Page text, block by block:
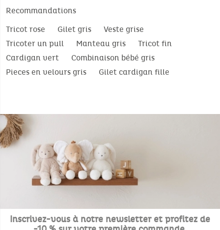
Recommandations
Tricot rose
Gilet gris
Veste grise
Tricoter un pull
Manteau gris
Tricot fin
Cardigan vert
Combinaison bébé gris
Pieces en velours gris
Gilet cardigan fille
Inscrivez-vous à notre newsletter et profitez de